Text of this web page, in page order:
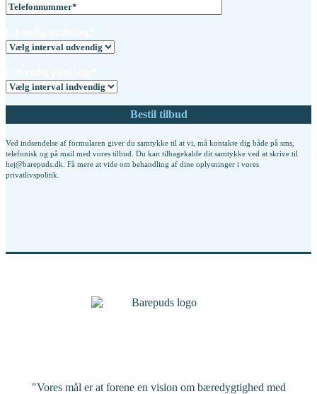
Ved indsendelse af formularen giver du samtykke til at vi, må kontakte dig både på sms,
telefonisk og på mail med vores tilbud. Du kan tilbagekalde dit samtykke ved at skrive til
hej@barepuds.dk. Få mere at vide om behandling af dine oplysninger i vores
privatlivspolitik
"Vores mål er at forene en vision om bæredygtighed med